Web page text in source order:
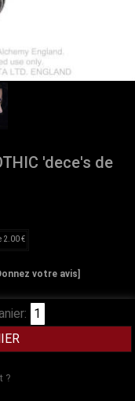
'dece's de
2.00 €
votre avis]
?